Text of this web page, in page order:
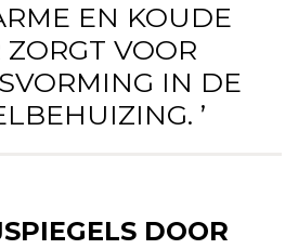
EN KOUDE
VOOR
IN DE
’
DOOR